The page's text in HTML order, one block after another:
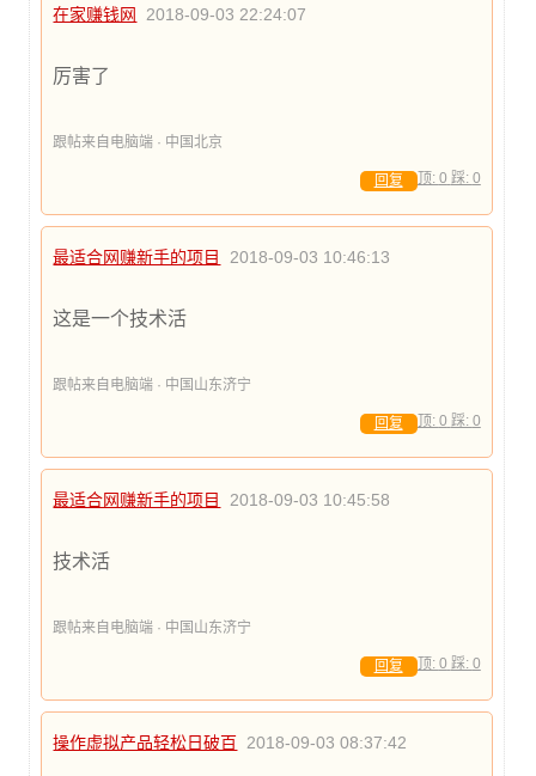
在家赚钱网 2018-09-03 22:24:07
厉害了
跟帖来自电脑端 · 中国北京
顶: 0 踩: 0
回复
最适合网赚新手的项目 2018-09-03 10:46:13
这是一个技术活
跟帖来自电脑端 · 中国山东济宁
顶: 0 踩: 0
回复
最适合网赚新手的项目 2018-09-03 10:45:58
技术活
跟帖来自电脑端 · 中国山东济宁
顶: 0 踩: 0
回复
操作虚拟产品轻松日破百 2018-09-03 08:37:42